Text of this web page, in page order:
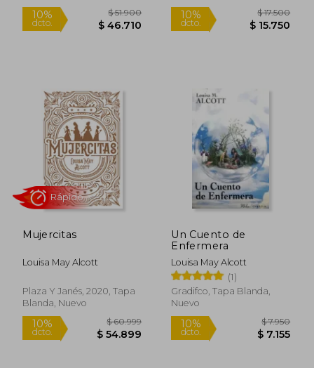
10%
dcto. $ 8.225
5%
dcto.
Mujercitas
Louisa May Alcott
Plaza Y Janés, 2020, Tapa
Blanda, Nuevo
Un Cuento de
Enfermera
Louisa May Alcott
(1)
Gradifco, Tapa Blanda,
Nuevo